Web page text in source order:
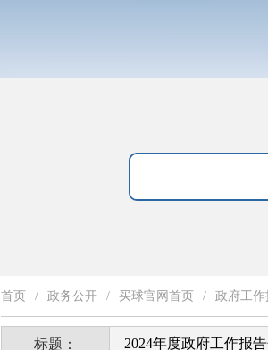
首页 / 政务公开 / 买球官网首页 / 政府工
标题： 2024年度政府工作报